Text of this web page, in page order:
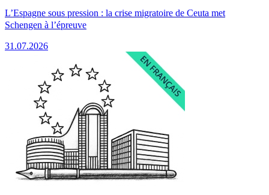
L’Espagne sous pression : la crise migratoire de Ceuta met
Schengen à l’épreuve
31.07.2026